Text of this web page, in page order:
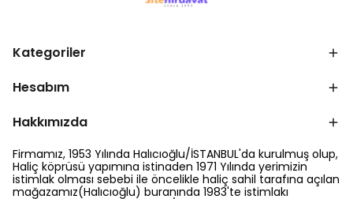
Kategoriler
Hesabım
Hakkımızda
Firmamız, 1953 Yılında Halıcıoğlu/İSTANBUL'da kurulmuş olup,
Haliç köprüsü yapımına istinaden 1971 Yılında yerimizin
istimlak olması sebebi ile öncelikle haliç sahil tarafına açılan
mağazamız(Halıcıoğlu) buranında 1983'te istimlakı